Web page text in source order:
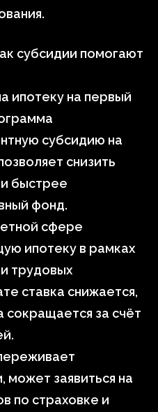
субсидии помогают
ипотеку на первый
субсидию на
снизить
быстрее
фонд.
сфере
ипотеку в рамках
трудовых
ставка снижается,
за счёт
может заявиться на
по страховке и